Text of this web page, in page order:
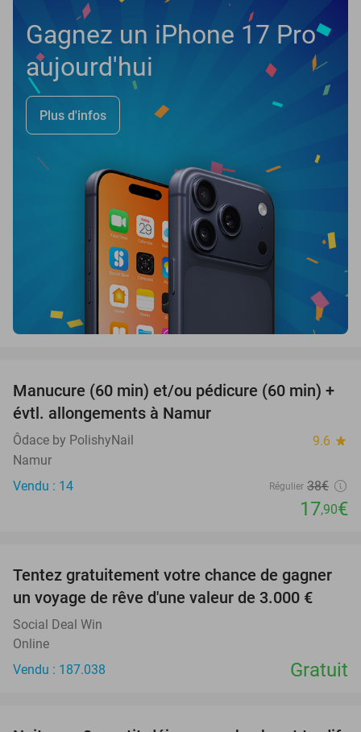
Gagnez un iPhone 17 Pro
aujourd'hui
Plus d'infos
53%
Manucure (60 min) et/ou pédicure (60 min) +
évtl. allongements à Namur
Ôdace by PolishyNail 9.6 star
Namur
Vendu : 14
Régulier 38€
17,90€
Tentez gratuitement votre chance de gagner
un voyage de rêve d'une valeur de 3.000 €
Social Deal Win
Online
Vendu : 187.038
Gratuit